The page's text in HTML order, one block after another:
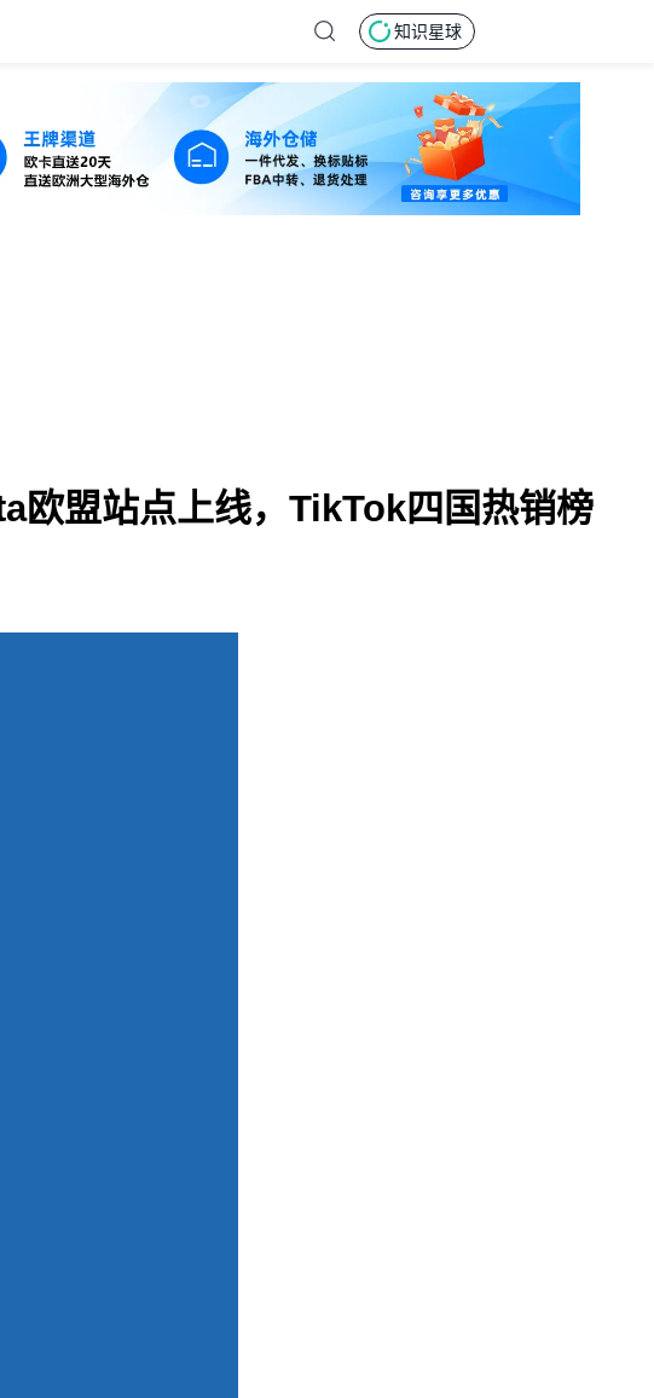
知识星球
欧盟站点上线，TikTok四国热销榜